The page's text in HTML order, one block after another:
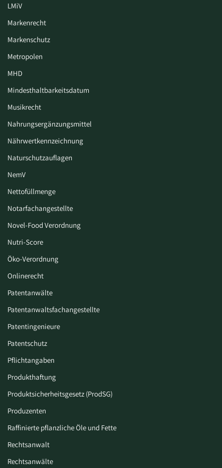
LMiV
Markenrecht
Markenschutz
Metropolen
MHD
Mindesthaltbarkeitsdatum
Musikrecht
Nahrungsergänzungsmittel
Nährwertkennzeichnung
Naturschutzauflagen
NemV
Nettofüllmenge
Notarfachangestellte
Novel-Food Verordnung
Nutri-Score
Öko-Verordnung
Onlinerecht
Patentanwälte
Patentanwaltsfachangestellte
Patentingenieure
Patentschutz
Pflichtangaben
Produkthaftung
Produktsicherheitsgesetz (ProdSG)
Produzenten
Raffinierte pflanzliche Öle und Fette
Rechtsanwalt
Rechtsanwälte